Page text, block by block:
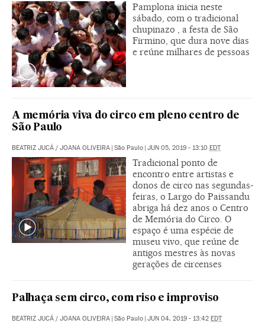
Pamplona inicia neste
sábado, com o tradicional
chupinazo , a festa de São
Firmino, que dura nove dias
e reúne milhares de pessoas
A memória viva do circo em pleno centro de
São Paulo
BEATRIZ JUCÁ / JOANA OLIVEIRA | São Paulo | JUN 05, 2019 - 13:10 EDT
Tradicional ponto de
encontro entre artistas e
donos de circo nas segundas-
feiras, o Largo do Paissandu
abriga há dez anos o Centro
de Memória do Circo. O
espaço é uma espécie de
museu vivo, que reúne de
antigos mestres às novas
gerações de circenses
Palhaça sem circo, com riso e improviso
BEATRIZ JUCÁ / JOANA OLIVEIRA | São Paulo | JUN 04, 2019 - 13:42 EDT